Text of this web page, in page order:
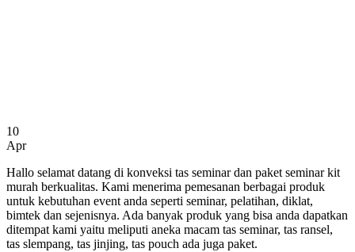
10
Apr
Hallo selamat datang di konveksi tas seminar dan paket seminar kit
murah berkualitas. Kami menerima pemesanan berbagai produk
untuk kebutuhan event anda seperti seminar, pelatihan, diklat,
bimtek dan sejenisnya. Ada banyak produk yang bisa anda dapatkan
ditempat kami yaitu meliputi aneka macam tas seminar, tas ransel,
tas slempang, tas jinjing, tas pouch ada juga paket.